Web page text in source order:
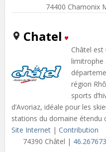
74400 Chamonix
Chatel
Châtel
limitrophe
région
sports
d’Avoriaz, idéale pour les
stations du domaine étendu
Site Internet| Contribution
74390 Châtel |